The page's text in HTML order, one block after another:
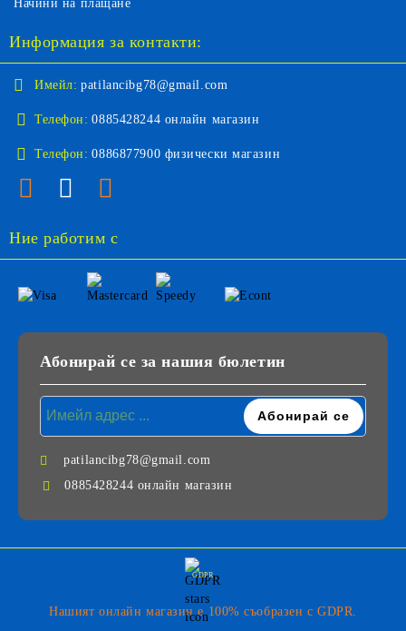
Начини на плащане
Информация за контакти:
Имейл: patilancibg78@gmail.com
Телефон: 0885428244 онлайн магазин
Телефон: 0886877900 физически магазин
Ние работим с
Абонирай се за нашия бюлетин
patilancibg78@gmail.com
0885428244 онлайн магазин
GDPR
Нашият онлайн магазин е 100% съобразен с GDPR.